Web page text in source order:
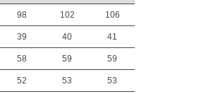
98 102 106
39 40 41
58 59 59
52 53 53